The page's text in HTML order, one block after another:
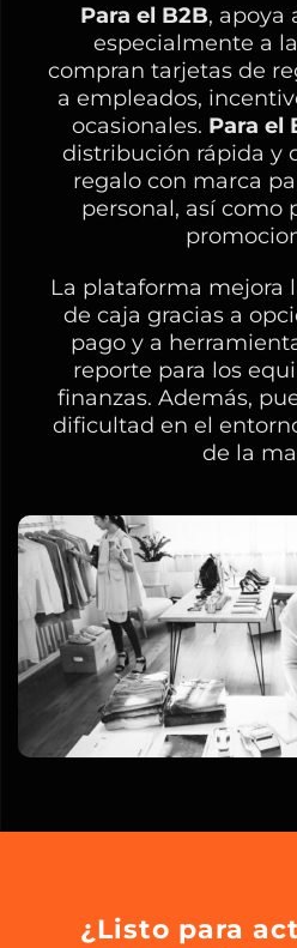
Para el B2B, apoya
especialmente a
compran tarjetas de
a empleados,
ocasionales. Para el
distribución rápida y
regalo con marca
personal, así como
La plataforma mejora
de caja gracias a
pago y a
reporte para los
finanzas. Además,
dificultad en el
de la
¿Listo para